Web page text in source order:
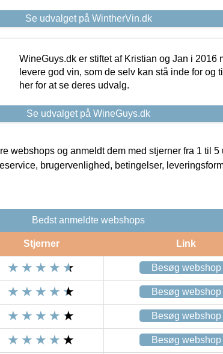
Se udvalget på WintherVin.dk
WineGuys.dk er stiftet af Kristian og Jan i 2016
levere god vin, som de selv kan stå inde for og
her for at se deres udvalg.
Se udvalget på WineGuys.dk
webshops og anmeldt dem med stjerner fra 1 til 5
brugervenlighed, betingelser,
Bedst anmeldte webshops
Stjerner Link
Besøg webshop
Besøg webshop
Besøg webshop
Besøg webshop